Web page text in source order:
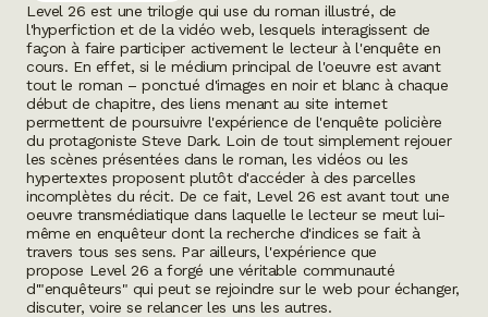
Level 26 est une trilogie qui use du roman illustré, de
l'hyperfiction et de la vidéo web, lesquels interagissent de
façon à faire participer activement le lecteur à l'enquête en
cours. En effet, si le médium principal de l'oeuvre est avant
tout le roman – ponctué d'images en noir et blanc à chaque
début de chapitre, des liens menant au site internet
permettent de poursuivre l'expérience de l'enquête policière
du protagoniste Steve Dark. Loin de tout simplement rejouer
les scènes présentées dans le roman, les vidéos ou les
hypertextes proposent plutôt d'accéder à des parcelles
incomplètes du récit. De ce fait, Level 26 est avant tout une
oeuvre transmédiatique dans laquelle le lecteur se meut lui-
même en enquêteur dont la recherche d'indices se fait à
travers tous ses sens. Par ailleurs, l'expérience que
propose Level 26 a forgé une véritable communauté
d'"enquêteurs" qui peut se rejoindre sur le web pour échanger,
discuter, voire se relancer les uns les autres.